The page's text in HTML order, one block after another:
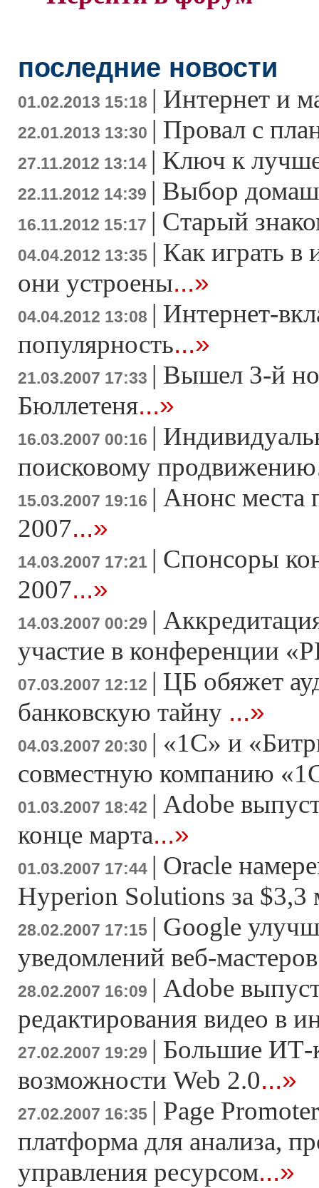
последние новости
01.02.2013 15:18 | Интернет и
22.01.2013 13:30 | Провал с
27.11.2012 13:14 | Ключ к
22.11.2012 14:39 | Выбор
16.11.2012 15:17 | Старый
04.04.2012 13:35 | Как играть в
они устроены...»
04.04.2012 13:08 | Интернет-
популярность...»
21.03.2007 17:33 | Вышел 3-й
Бюллетеня...»
16.03.2007 00:16 |
поисковому продвижению
15.03.2007 19:16 | Анонс места
2007...»
14.03.2007 17:21 | Спонсоры
2007...»
14.03.2007 00:29 |
участие в конференции
07.03.2007 12:12 | ЦБ обяжет
банковскую тайну ...»
04.03.2007 20:30 | «1С» и
совместную компанию
01.03.2007 18:42 | Adobe
конце марта...»
01.03.2007 17:44 | Oracle
Hyperion Solutions за
28.02.2007 17:15 | Google
уведомлений веб-мастеров
28.02.2007 16:09 | Adobe
редактирования видео в
27.02.2007 19:29 | Большие ИТ-
возможности Web 2.0...»
27.02.2007 16:35 | Page
платформа для анализа,
управления ресурсом...»